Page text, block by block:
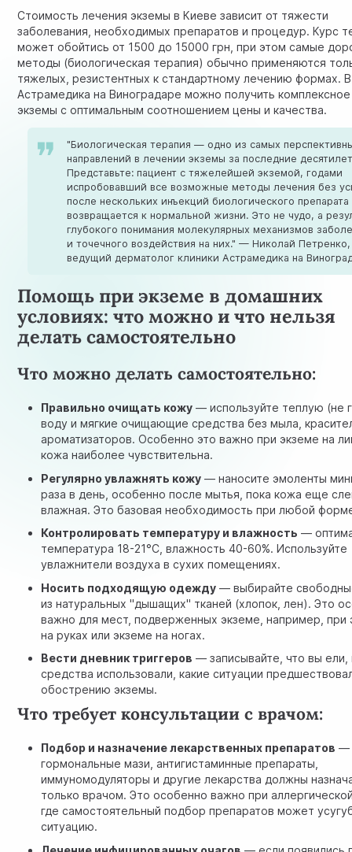
Стоимость лечения экземы в Киеве зависит от тяжести
заболевания, необходимых препаратов и процедур. Курс
может обойтись от 1500 до 15000 грн, при этом самые
методы (биологическая терапия) обычно применяются
тяжелых, резистентных к стандартному лечению формах. В
Астрамедика на Виноградаре можно получить
экземы с оптимальным соотношением цены и качества.
"Биологическая терапия — одно из самых
направлений в лечении экземы за последние
Представьте: пациент с тяжелейшей экземой, годами
испробовавший все возможные методы лечения без
после нескольких инъекций биологического препарата
возвращается к нормальной жизни. Это не чудо, а
глубокого понимания молекулярных механизмов
и точечного воздействия на них." — Николай Петренко,
ведущий дерматолог клиники Астрамедика на
Помощь при экземе в домашних
условиях: что можно и что нельзя
делать самостоятельно
Что можно делать самостоятельно:
Правильно очищать кожу — используйте теплую (не
воду и мягкие очищающие средства без мыла,
ароматизаторов. Особенно это важно при экземе на
кожа наиболее чувствительна.
Регулярно увлажнять кожу — наносите эмоленты
раза в день, особенно после мытья, пока кожа еще
влажная. Это базовая необходимость при любой
Контролировать температуру и влажность —
температура 18-21°C, влажность 40-60%. Используйте
увлажнители воздуха в сухих помещениях.
Носить подходящую одежду — выбирайте
из натуральных "дышащих" тканей (хлопок, лен). Это
важно для мест, подверженных экземе, например, при
на руках или экземе на ногах.
Вести дневник триггеров — записывайте, что вы ели,
средства использовали, какие ситуации
обострению экземы.
Что требует консультации с врачом:
Подбор и назначение лекарственных препаратов —
гормональные мази, антигистаминные препараты,
иммуномодуляторы и другие лекарства должны
только врачом. Это особенно важно при
где самостоятельный подбор препаратов может
ситуацию.